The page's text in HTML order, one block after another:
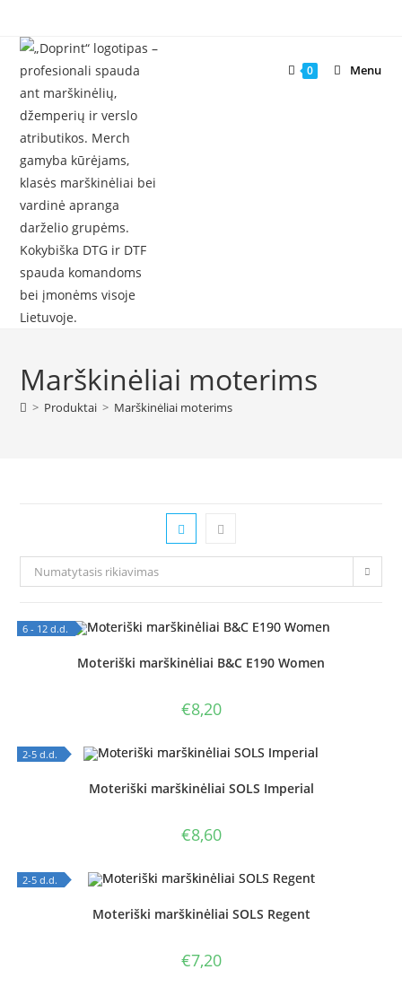
content
0 Menu
Marškinėliai moterims
> Produktai > Marškinėliai moterims
Numatytasis rikiavimas
6 - 12 d.d.
Moteriški marškinėliai B&C E190 Women
€8,20
2-5 d.d.
Moteriški marškinėliai SOLS Imperial
€8,60
2-5 d.d.
Moteriški marškinėliai SOLS Regent
€7,20